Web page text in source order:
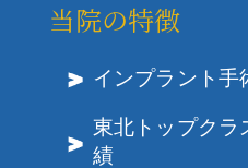
当院の特徴
インプラント手
東北トップクラ
績